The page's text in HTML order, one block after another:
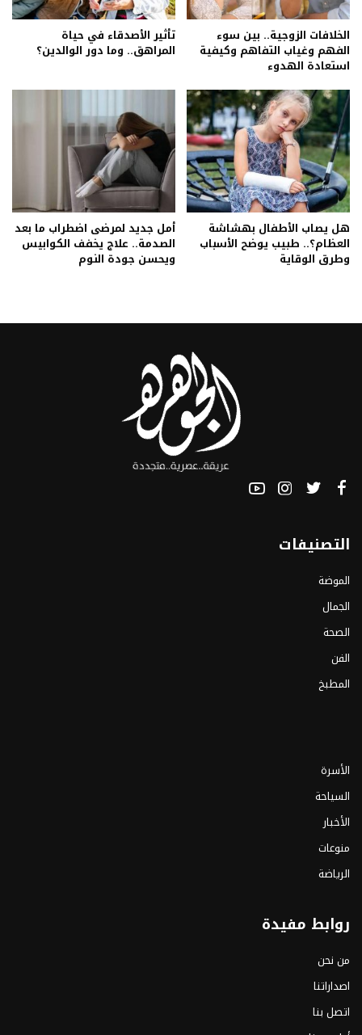
الخلافات الزوجية.. بين سوء
الفهم وغياب التفاهم وكيفية
استعادة الهدوء
تأثير الأصدقاء في حياة
المراهق.. وما دور الوالدين؟
هل يصاب الأطفال بهشاشة
العظام؟.. طبيب يوضح الأسباب
وطرق الوقاية
أمل جديد لمرضى اضطراب ما بعد
الصدمة.. علاج يخفف الكوابيس
ويحسن جودة النوم
التصنيفات
الموضة
الجمال
الصحة
الفن
المطبخ
الأسرة
السياحة
الأخبار
منوعات
الرياضة
روابط مفيدة
من نحن
اصداراتنا
اتصل بنا